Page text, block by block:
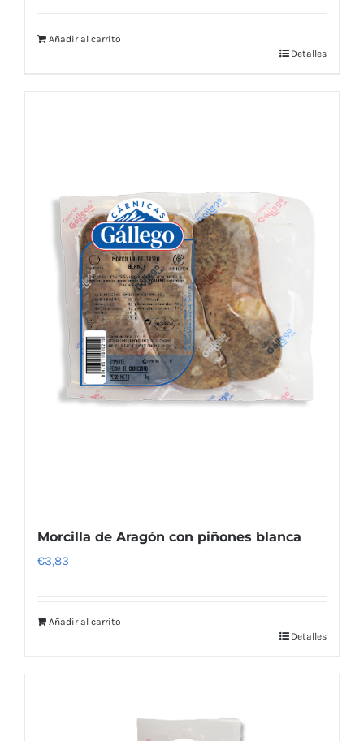
Añadir al carrito
Detalles
Morcilla de Aragón con piñones blanca
€3,83
Añadir al carrito
Detalles